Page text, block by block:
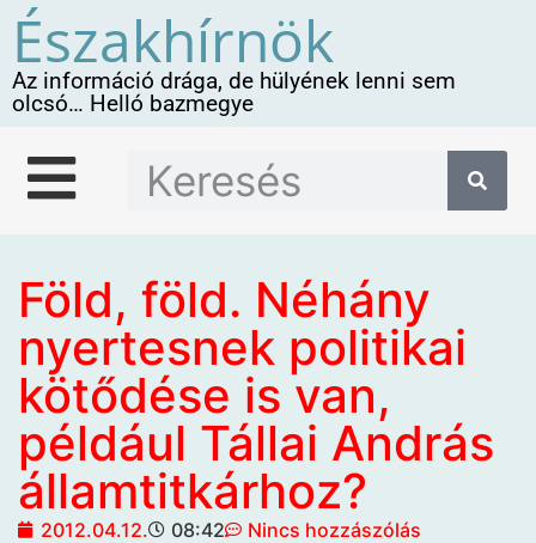
Északhírnök
Az információ drága, de hülyének lenni sem
olcsó… Helló bazmegye
Föld, föld. Néhány
nyertesnek politikai
kötődése is van,
például Tállai András
államtitkárhoz?
2012.04.12. 08:42
Nincs hozzászólás